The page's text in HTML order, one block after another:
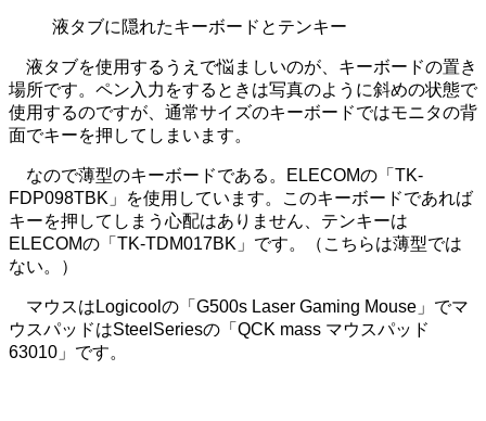
液タブに隠れたキーボードとテンキー
液タブを使用するうえで悩ましいのが、キーボードの置き
場所です。ペン入力をするときは写真のように斜めの状態で
使用するのですが、通常サイズのキーボードではモニタの背
面でキーを押してしまいます。
なので薄型のキーボードである。ELECOMの「TK-
FDP098TBK」を使用しています。このキーボードであれば
キーを押してしまう心配はありません、テンキーは
ELECOMの「TK-TDM017BK」です。（こちらは薄型では
ない。）
マウスはLogicoolの「G500s Laser Gaming Mouse」でマ
ウスパッドはSteelSeriesの「QCK mass マウスパッド
63010」です。